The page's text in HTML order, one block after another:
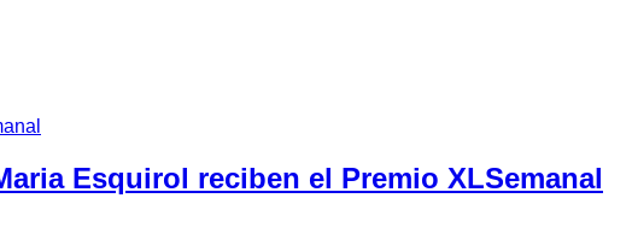
Esquirol reciben el Premio XLSemanal